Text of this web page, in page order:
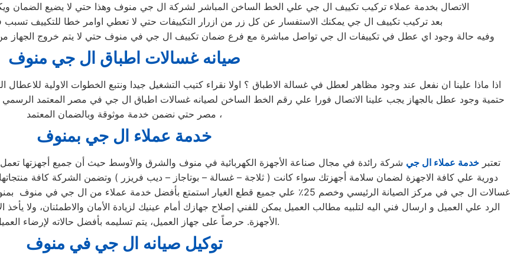
الاتصال بخدمة عملاء تركيب تكييف ال جي علي الخط الساخن المباشر لشركة ال جي منوف وهذا حتي لا يضيع الضمان ويكون في معظم الاجهزة 5
بعد تركيب تكييف ال جي يمكنك الاستفسار عن كل زر من ازرار التكييفات حتي لا تعطي اوامر خطا للتكييف تسبب في
وفيه حالة وجود اي عطل في تكييفات ال جي تواصل مباشرة مع فرع ضمان تكييف ال جي في منوف حتي لا يتم خروج الجهاز من
صيانه غسالات اطباق ال جي منوف
اذا ماذا علينا ان نفعل عند وجود مظاهر لعطل في غسالة الاطباق ؟ اولا نقراء كتيب التشغيل جيدا ونتبع الخطوات الاولية
حتمية وجود عطل بالجهاز يجب علينا الاتصال فورا علي رقم الخط الساخن لصيانه غسالات اطباق ال جي في مصر المعتمد
مصر حتي نضمن خدمة موثوقة وبالضمان المعتمد ،
خدمة عملاء ال جي بمنوف
تعتبر خدمة عملاء ال جي شركة رائدة في مجال صناعة الأجهزة الكهربائية في منوف والشرق والأوسط حيث أن جميع أجهزتها
غسالات ال جي في مركز الصيانة الرئيسي وخصم 25٪ علي جميع قطع الغيار استمتع بأفضل خدمة
الرد علي العميل و ارسال فني اليه لتلبيه مطالب العميل يمكن للفني إصلاح جهازك أمام عينيك لزيادة الأمان والاطمئنان، ولا
الأجهزة. حرصاً على جهاز العميل، يتم تسليمه بأفضل حالاته لإرضاء العميل العزيز.
توكيل صيانه ال جي في منوف